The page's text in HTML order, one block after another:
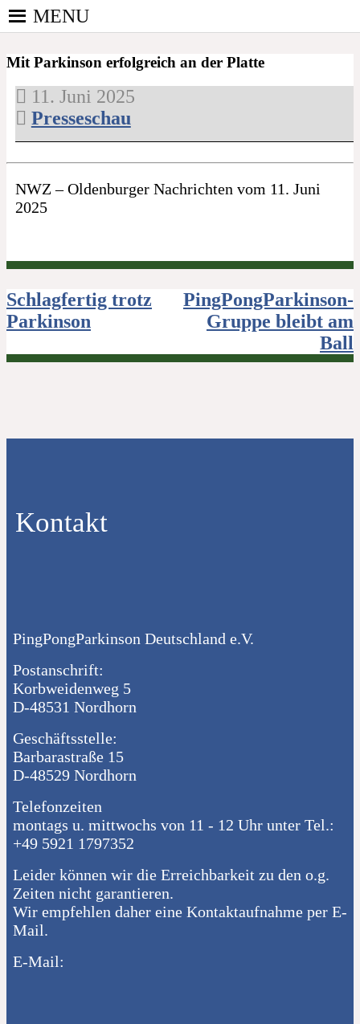
Skip
to
PINGPONGPARKINSON
DEUTSCHLAND E. V.
kooperierenden Vereinen und Einzelpersonen, der
sich – mit dem Mittel Tischtennis – überwiegend
ehrenamtlich um Personen mit Parkinson und
deren Angehörige kümmert.
MENU
Mit Parkinson erfolgreich an der Platte
11. Juni 2025
Presseschau
NWZ – Oldenburger Nachrichten vom 11. Juni
2025
Beitragsnavigation
Schlagfertig trotz
Parkinson
PingPongParkinson-
Gruppe bleibt am
Ball
Kontakt
PingPongParkinson Deutschland e.V.
Postanschrift:
Korbweidenweg 5
D-48531 Nordhorn
Geschäftsstelle:
Barbarastraße 15
D-48529 Nordhorn
Telefonzeiten
montags u. mittwochs von 11 - 12 Uhr unter Tel.:
+49 5921 1797352
Leider können wir die Erreichbarkeit zu den o.g.
Zeiten nicht garantieren.
Wir empfehlen daher eine Kontaktaufnahme per E-
Mail.
E-Mail: